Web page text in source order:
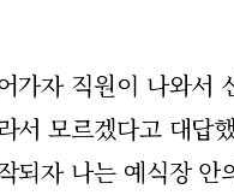
가자 직원이 나와서
서 모르겠다고 대답
되자 나는 예식장